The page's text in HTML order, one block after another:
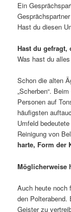
Ein
Hast du diesen
Hast du gefragt,
Was hast du
Schon die alten
„Scherben“.
Personen auf
häufigsten
Umfeld
Reinigung von
harte, Form der
Möglicherweise
Auch heute noch
den Polterabend.
Geister zu